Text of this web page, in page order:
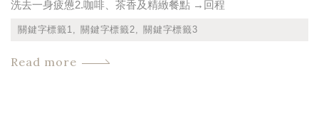
洗去一身疲憊2.咖啡、茶香及精緻餐點 →回程
關鍵字標籤1 關鍵字標籤2 關鍵字標籤3
Read more